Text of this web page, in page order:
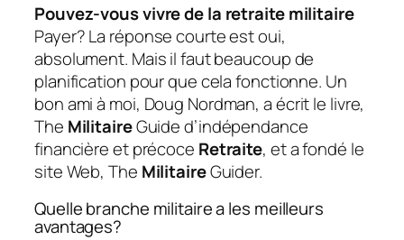
Pouvez-vous vivre de la retraite militaire
Payer? La réponse courte est oui,
absolument. Mais il faut beaucoup de
planification pour que cela fonctionne. Un
bon ami à moi, Doug Nordman, a écrit le livre,
The MilitaireGuide d’indépendance
financière et précoce Retraite, et a fondé le
site Web, The MilitaireGuider.
Quelle branche militaire a les meilleurs
avantages?